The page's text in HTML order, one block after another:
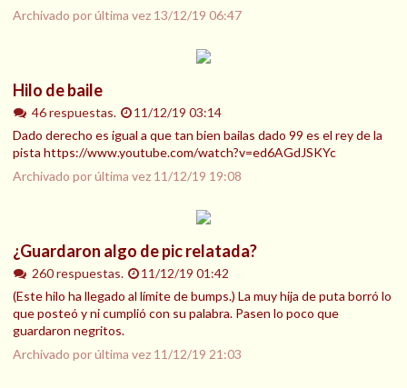
Archivado por última vez 13/12/19 06:47
Hilo de baile
46 respuestas.
11/12/19 03:14
Dado derecho es igual a que tan bien bailas dado 99 es el rey de la
pista https://www.youtube.com/watch?v=ed6AGdJSKYc
Archivado por última vez 11/12/19 19:08
¿Guardaron algo de pic relatada?
260 respuestas.
11/12/19 01:42
(Este hilo ha llegado al límite de bumps.) La muy hija de puta borró lo
que posteó y ni cumplió con su palabra. Pasen lo poco que
guardaron negritos.
Archivado por última vez 11/12/19 21:03